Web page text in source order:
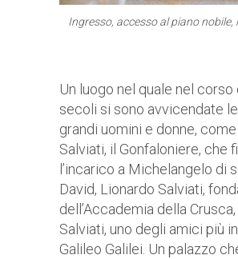
Ingresso, accesso al piano nobile,
Un luogo nel quale nel corso
secoli si sono avvicendate
grandi uomini e donne,
Salviati, il Gonfaloniere, che
l’incarico a Michelangelo di
David, Lionardo Salviati,
dell’Accademia della
Salviati, uno degli amici più
Galileo Galilei. Un palazzo